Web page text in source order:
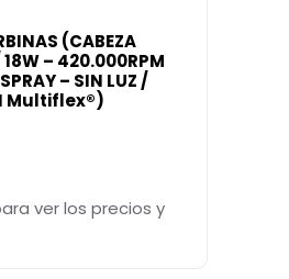
(CABEZA
18W – 420.000RPM
– SIN LUZ /
Multiflex®)
ver los precios y